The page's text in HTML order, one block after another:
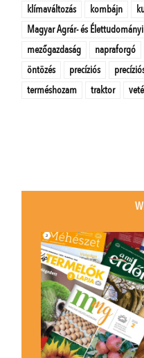
klímaváltozás kombájn
Magyar Agrár- és
mezőgazdaság
napraforgó
öntözés
precíziós
terméshozam
traktor